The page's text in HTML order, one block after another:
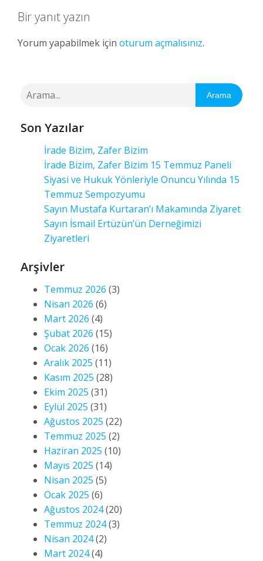
Bir yanıt yazın
Yorum yapabilmek için oturum açmalısınız.
Arama
Son Yazılar
İrade Bizim, Zafer Bizim
İrade Bizim, Zafer Bizim 15 Temmuz Paneli
Siyasi ve Hukuk Yönleriyle Onuncu Yılında 15
Temmuz Sempozyumu
Sayın Mustafa Kurtaran’ı Makamında Ziyaret
Sayın İsmail Ertüzün’ün Derneğimizi
Ziyaretleri
Arşivler
Temmuz 2026 (3)
Nisan 2026 (6)
Mart 2026 (4)
Şubat 2026 (15)
Ocak 2026 (16)
Aralık 2025 (11)
Kasım 2025 (28)
Ekim 2025 (31)
Eylül 2025 (31)
Ağustos 2025 (22)
Temmuz 2025 (2)
Haziran 2025 (10)
Mayıs 2025 (14)
Nisan 2025 (5)
Ocak 2025 (6)
Ağustos 2024(20)
Temmuz 2024(3)
Nisan 2024(2)
Mart 2024(4)